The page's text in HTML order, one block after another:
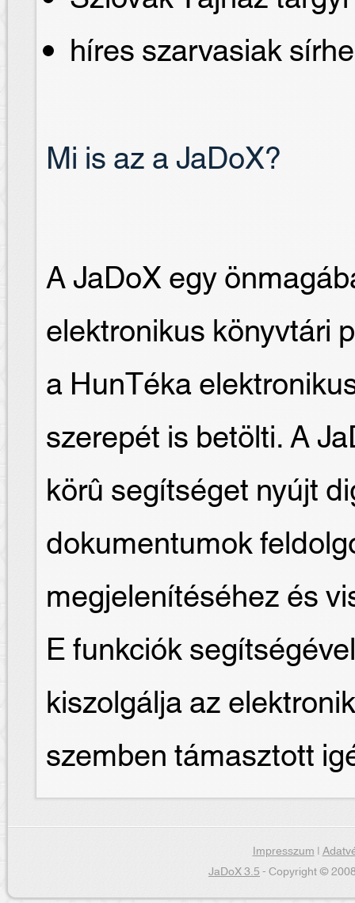
híres szarvasiak
Mi is az a JaDoX?
A JaDoX egy
elektronikus könyvtári
a HunTéka
szerepét is betölti. A
körû segítséget nyújt
dokumentumok
megjelenítéséhez és
E funkciók
kiszolgálja az
szemben támasztott
Impresszum|
JaDoX 3.5- Copyright ©